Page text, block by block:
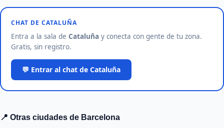
CHAT DE CATALUÑA
Entra a la sala de Cataluña y conecta con gente de tu zona.
Gratis, sin registro.
💬 Entrar al chat de Cataluña
📍 Otras ciudades de Barcelona